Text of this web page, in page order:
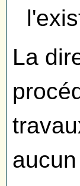
La